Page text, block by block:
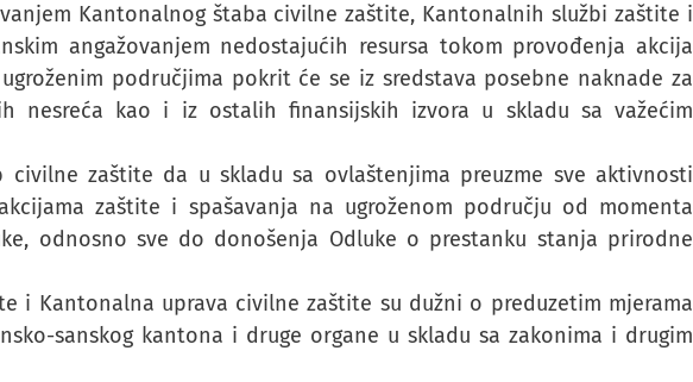
Kantonalnog štaba civilne zaštite, Kantonalnih službi zaštite i
angažovanjem nedostajućih resursa tokom provođenja akcija
područjima pokrit će se iz sredstava posebne naknade za
nesreća kao i iz ostalih finansijskih izvora u skladu sa važećim
civilne zaštite da u skladu sa ovlaštenjima preuzme sve aktivnosti
zaštite i spašavanja na ugroženom području od momenta
odnosno sve do donošenja Odluke o prestanku stanja prirodne
i Kantonalna uprava civilne zaštite su dužni o preduzetim mjerama
sanskog kantona i druge organe u skladu sa zakonima i drugim